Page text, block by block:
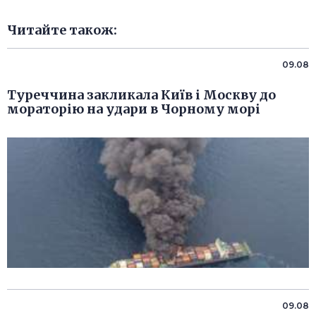
Читайте також:
09.08
Туреччина закликала Київ і Москву до
мораторію на удари в Чорному морі
09.08